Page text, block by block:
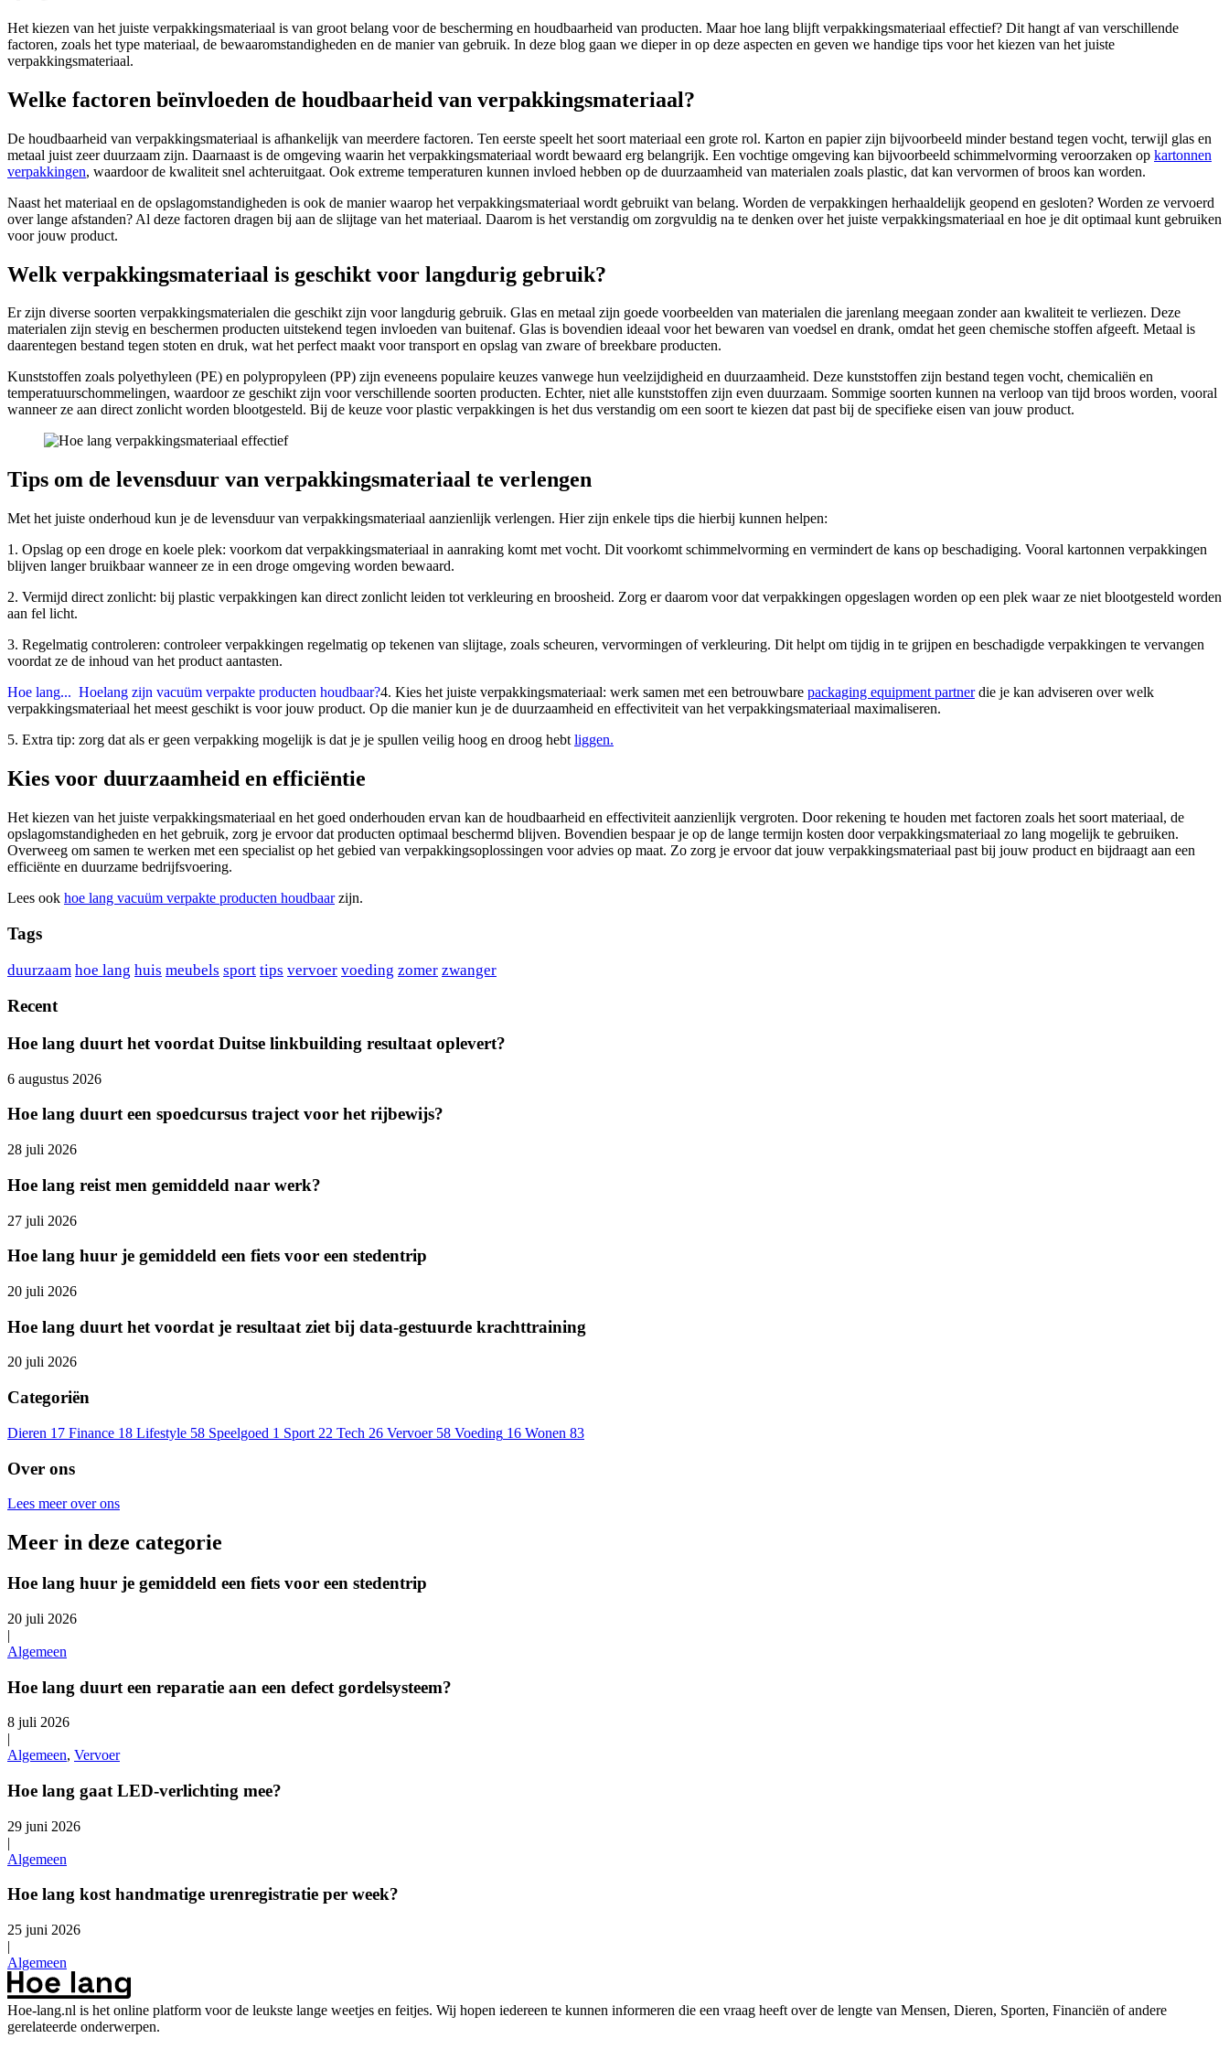
Het kiezen van het juiste verpakkingsmateriaal is van groot belang voor de bescherming en houdbaarheid van producten. Maar hoe lang blijft verpakkingsmateriaal effectief? Dit hangt af van verschillende
factoren, zoals het type materiaal, de bewaaromstandigheden en de manier van gebruik. In deze blog gaan we dieper in op deze aspecten en geven we handige tips voor het kiezen van het juiste
verpakkingsmateriaal.
Welke factoren beïnvloeden de houdbaarheid van verpakkingsmateriaal?
De houdbaarheid van verpakkingsmateriaal is afhankelijk van meerdere factoren. Ten eerste speelt het soort materiaal een grote rol. Karton en papier zijn bijvoorbeeld minder bestand tegen vocht, terwijl glas en
metaal juist zeer duurzaam zijn. Daarnaast is de omgeving waarin het verpakkingsmateriaal wordt bewaard erg belangrijk. Een vochtige omgeving kan bijvoorbeeld schimmelvorming veroorzaken op kartonnen
verpakkingen, waardoor de kwaliteit snel achteruitgaat. Ook extreme temperaturen kunnen invloed hebben op de duurzaamheid van materialen zoals plastic, dat kan vervormen of broos kan worden.
Naast het materiaal en de opslagomstandigheden is ook de manier waarop het verpakkingsmateriaal wordt gebruikt van belang. Worden de verpakkingen herhaaldelijk geopend en gesloten? Worden ze vervoerd
over lange afstanden? Al deze factoren dragen bij aan de slijtage van het materiaal. Daarom is het verstandig om zorgvuldig na te denken over het juiste verpakkingsmateriaal en hoe je dit optimaal kunt gebruiken
voor jouw product.
Welk verpakkingsmateriaal is geschikt voor langdurig gebruik?
Er zijn diverse soorten verpakkingsmaterialen die geschikt zijn voor langdurig gebruik. Glas en metaal zijn goede voorbeelden van materialen die jarenlang meegaan zonder aan kwaliteit te verliezen. Deze
materialen zijn stevig en beschermen producten uitstekend tegen invloeden van buitenaf. Glas is bovendien ideaal voor het bewaren van voedsel en drank, omdat het geen chemische stoffen afgeeft. Metaal is
daarentegen bestand tegen stoten en druk, wat het perfect maakt voor transport en opslag van zware of breekbare producten.
Kunststoffen zoals polyethyleen (PE) en polypropyleen (PP) zijn eveneens populaire keuzes vanwege hun veelzijdigheid en duurzaamheid. Deze kunststoffen zijn bestand tegen vocht, chemicaliën en
temperatuurschommelingen, waardoor ze geschikt zijn voor verschillende soorten producten. Echter, niet alle kunststoffen zijn even duurzaam. Sommige soorten kunnen na verloop van tijd broos worden, vooral
wanneer ze aan direct zonlicht worden blootgesteld. Bij de keuze voor plastic verpakkingen is het dus verstandig om een soort te kiezen dat past bij de specifieke eisen van jouw product.
Tips om de levensduur van verpakkingsmateriaal te verlengen
Met het juiste onderhoud kun je de levensduur van verpakkingsmateriaal aanzienlijk verlengen. Hier zijn enkele tips die hierbij kunnen helpen:
1. Opslag op een droge en koele plek: voorkom dat verpakkingsmateriaal in aanraking komt met vocht. Dit voorkomt schimmelvorming en vermindert de kans op beschadiging. Vooral kartonnen verpakkingen
blijven langer bruikbaar wanneer ze in een droge omgeving worden bewaard.
2. Vermijd direct zonlicht: bij plastic verpakkingen kan direct zonlicht leiden tot verkleuring en broosheid. Zorg er daarom voor dat verpakkingen opgeslagen worden op een plek waar ze niet blootgesteld worden
aan fel licht.
3. Regelmatig controleren: controleer verpakkingen regelmatig op tekenen van slijtage, zoals scheuren, vervormingen of verkleuring. Dit helpt om tijdig in te grijpen en beschadigde verpakkingen te vervangen
voordat ze de inhoud van het product aantasten.
Hoe lang... Hoelang zijn vacuüm verpakte producten houdbaar?4. Kies het juiste verpakkingsmateriaal: werk samen met een betrouwbare packaging equipment partnerdie je kan adviseren over welk
verpakkingsmateriaal het meest geschikt is voor jouw product. Op die manier kun je de duurzaamheid en effectiviteit van het verpakkingsmateriaal maximaliseren.
5. Extra tip: zorg dat als er geen verpakking mogelijk is dat je je spullen veilig hoog en droog hebt liggen.
Kies voor duurzaamheid en efficiëntie
Het kiezen van het juiste verpakkingsmateriaal en het goed onderhouden ervan kan de houdbaarheid en effectiviteit aanzienlijk vergroten. Door rekening te houden met factoren zoals het soort materiaal, de
opslagomstandigheden en het gebruik, zorg je ervoor dat producten optimaal beschermd blijven. Bovendien bespaar je op de lange termijn kosten door verpakkingsmateriaal zo lang mogelijk te gebruiken.
Overweeg om samen te werken met een specialist op het gebied van verpakkingsoplossingen voor advies op maat. Zo zorg je ervoor dat jouw verpakkingsmateriaal past bij jouw product en bijdraagt aan een
efficiënte en duurzame bedrijfsvoering.
Lees ook hoe lang vacuüm verpakte producten houdbaarzijn.
Tags
duurzaam hoe lang huis meubels sport tips vervoer voeding zomer zwanger
Recent
Hoe lang duurt het voordat Duitse linkbuilding resultaat oplevert?
6 augustus 2026
Hoe lang duurt een spoedcursus traject voor het rijbewijs?
28 juli 2026
Hoe lang reist men gemiddeld naar werk?
27 juli 2026
Hoe lang huur je gemiddeld een fiets voor een stedentrip
20 juli 2026
Hoe lang duurt het voordat je resultaat ziet bij data-gestuurde krachttraining
20 juli 2026
Categoriën
Dieren 17 Finance 18 Lifestyle 58 Speelgoed 1 Sport 22 Tech 26 Vervoer 58 Voeding 16 Wonen 83
Over ons
Lees meer over ons
Meer in deze categorie
Hoe lang huur je gemiddeld een fiets voor een stedentrip
20 juli 2026
|
Algemeen
Hoe lang duurt een reparatie aan een defect gordelsysteem?
8 juli 2026
|
Algemeen, Vervoer
Hoe lang gaat LED-verlichting mee?
29 juni 2026
|
Algemeen
Hoe lang kost handmatige urenregistratie per week?
25 juni 2026
|
Algemeen
Hoe-lang.nl is het online platform voor de leukste lange weetjes en feitjes. Wij hopen iedereen te kunnen informeren die een vraag heeft over de lengte van Mensen, Dieren, Sporten, Financiën of andere
gerelateerde onderwerpen.